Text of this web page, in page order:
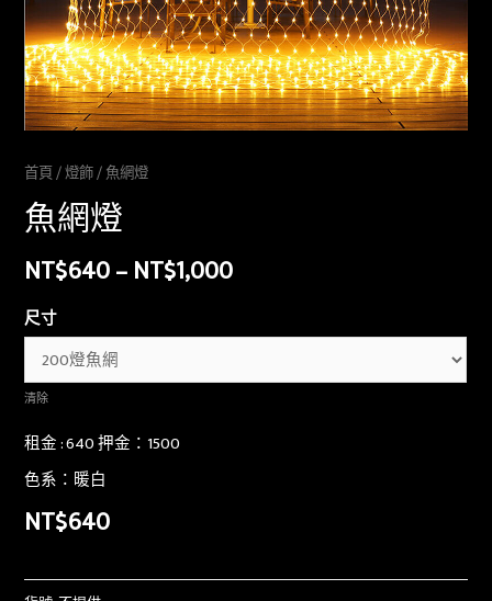
首頁/燈飾/ 魚網燈
魚網燈
NT$640–NT$1,000
尺寸
清除
租金 : 640 押金：1500
色系：暖白
NT$640